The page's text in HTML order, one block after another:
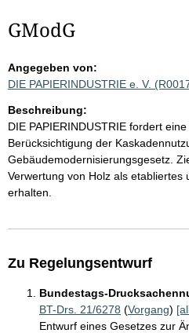
GModG
Angegeben von:
DIE PAPIERINDUSTRIE e. V.
Beschreibung:
DIE PAPIERINDUSTRIE fordert
Berücksichtigung der
Gebäudemodernisierungsgesetz.
Verwertung von Holz als etabliertes
erhalten.
Zu Regelungsentwurf
Bundestags-
BT-Drs. 21/6278 (Vorgang)
Entwurf eines Gesetzes zur